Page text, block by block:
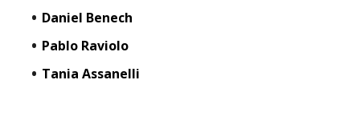
Daniel Benech
Pablo Raviolo
Tania Assanelli